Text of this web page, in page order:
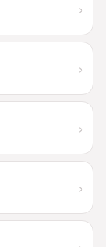
›
›
›
›